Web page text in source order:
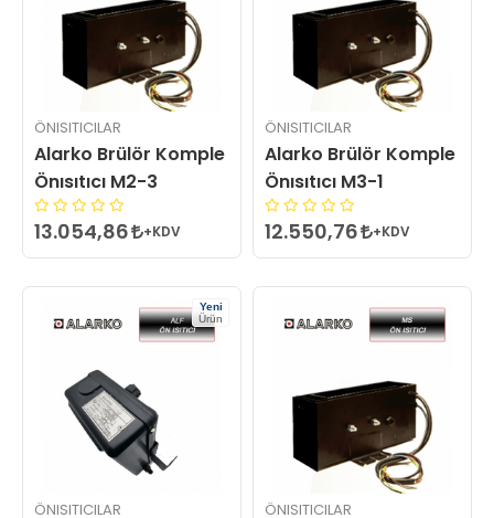
ÖNISITICILAR
Alarko Brülör Komple
Önısıtıcı M2-3
13.054,86 +KDV
ÖNISITICILAR
Alarko Brülör Komple
Önısıtıcı M3-1
12.550,76 +KDV
Yeni
Ürün
ÖNISITICILAR ÖNISITICILAR